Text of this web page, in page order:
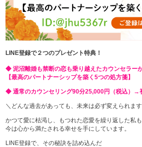
LINE登録で２つのプレゼント特典！
◆ 泥沼離婚も禁断の恋も乗り越えたカウンセラー
【最高のパートナーシップを築く5つの処方箋】
◆ 通常のカウンセリング90分25,000円（税込）→
＼どんな過去があっても、未来は必ず変えられま
かつて愛に枯渇し、もつれた恋愛を繰り返した私も
今は心から満たされる幸せを手にしています。
LINE登録で、その秘訣を詰め込んだ